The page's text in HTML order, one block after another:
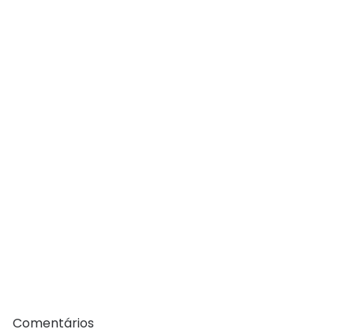
Comentários